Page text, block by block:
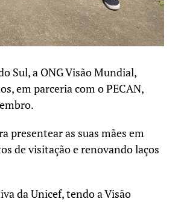
Sul, a ONG Visão Mundial,
em parceria com o PECAN,
presentear as suas mães em
de visitação e renovando laços
da Unicef, tendo a Visão